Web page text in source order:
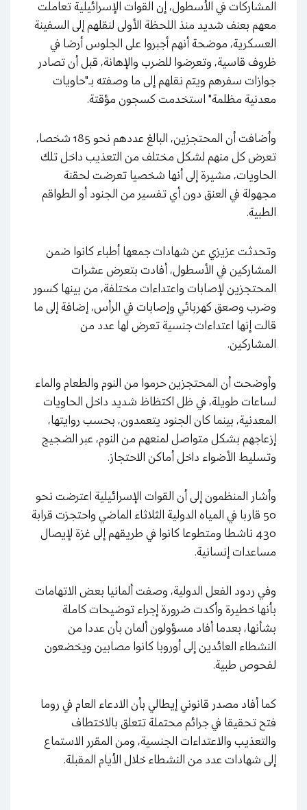
المشاركات في الأسطول، إن القوات الإسرائيلية تعاملت
معهم بعنف شديد منذ اللحظة الأولى لنقلهم إلى السفينة
العسكرية، موضحة أنهم أجبروا على الجلوس أرضا في
ظروف قاسية، وتعرضوا للضرب والإهانة، قبل أن تصادر
جوازات سفرهم ويتم نقلهم إلى ما وصفته بـ"حاويات
معدنية مظلمة" استخدمت كسجون مؤقتة.
وأضافت أن المحتجزين، البالغ عددهم نحو 185 شخصا،
تعرض كل منهم لشكل مختلف من التعذيب داخل تلك
الحاويات، مشيرة إلى أنها شخصيا تعرضت لحقنة
مجهولة في العنق دون أي تفسير من الجنود أو الطواقم
الطبية.
وتحدثت عزيزي عن شهادات جمعها أطباء كانوا ضمن
المشاركين في الأسطول، أفادت بتعرض عشرات
المحتجزين لإصابات واعتداءات مختلفة، من بينها كسور
وضرب وصعق كهربائي وإصابات في الرأس، إضافة إلى ما
قالت إنها اعتداءات جنسية تعرض لها عدد من
المشاركين.
وأوضحت أن المحتجزين حرموا من النوم والطعام والماء
لساعات طويلة، في ظل اكتظاظ شديد داخل الحاويات
المعدنية، بينما كان الجنود يتعمدون، بحسب روايتها،
إزعاجهم بشكل متواصل لمنعهم من النوم، عبر الضجيج
وتسليط الأضواء داخل أماكن الاحتجاز.
وأشار المنظمون إلى أن القوات الإسرائيلية اعترضت نحو
50 قاربا في المياه الدولية الثلاثاء الماضي واحتجزت قرابة
430 ناشطا ومتطوعا كانوا في طريقهم إلى غزة لإيصال
مساعدات إنسانية.
وفي ردود الفعل الدولية، وصفت ألمانيا بعض الاتهامات
بأنها خطيرة وأكدت ضرورة إجراء توضيحات كاملة
بشأنها، بعدما أفاد مسؤولون ألمان بأن عددا من
النشطاء العائدين إلى أوروبا كانوا مصابين ويخضعون
لفحوص طبية.
كما أفاد مصدر قانوني إيطالي بأن الادعاء العام في روما
فتح تحقيقا في جرائم محتملة تتعلق بالاختطاف
والتعذيب والاعتداءات الجنسية، ومن المقرر الاستماع
إلى شهادات عدد من النشطاء خلال الأيام المقبلة.